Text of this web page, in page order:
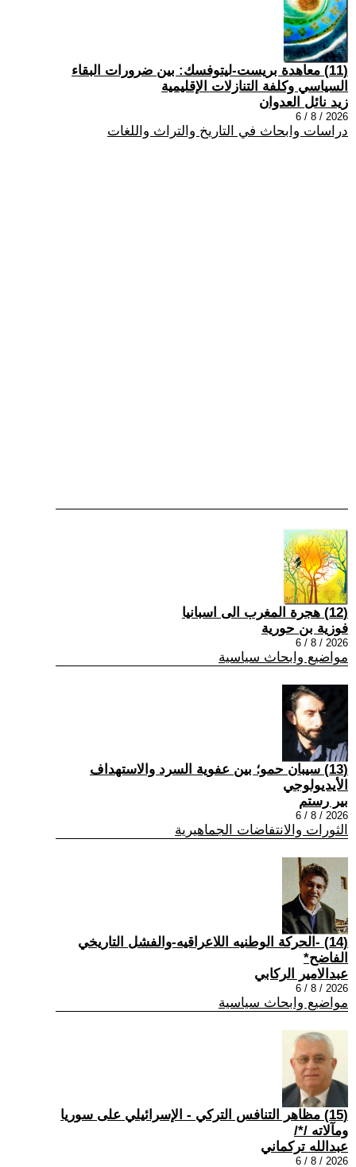
(11) معاهدة بريست-ليتوفسك: بين ضرورات البقاء
السياسي وكلفة التنازلات الإقليمية
زيد نائل العدوان
2026 / 8 / 6
دراسات وابحاث في التاريخ والتراث واللغات
(12) هجرة المغرب الى اسبانيا
فوزية بن حورية
2026 / 8 / 6
مواضيع وابحاث سياسية
(13) سيبان حمو؛ بين عفوية السرد والاستهداف
الأيديولوجي
بير رستم
2026 / 8 / 6
الثورات والانتفاضات الجماهيرية
(14) -الحركة الوطنيه اللاعراقيه-والفشل التاريخي
الفاضح*
عبدالامير الركابي
2026 / 8 / 6
مواضيع وابحاث سياسية
(15) مظاهر التنافس التركي - الإسرائيلي على سوريا
ومآلاته /*/
عبدالله تركماني
2026 / 8 / 6